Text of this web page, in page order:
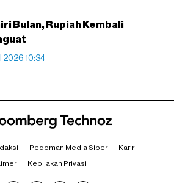
Bulan, Rupiah Kembali
2026 10:34
Pedoman Media Siber Karir
Kebijakan Privasi